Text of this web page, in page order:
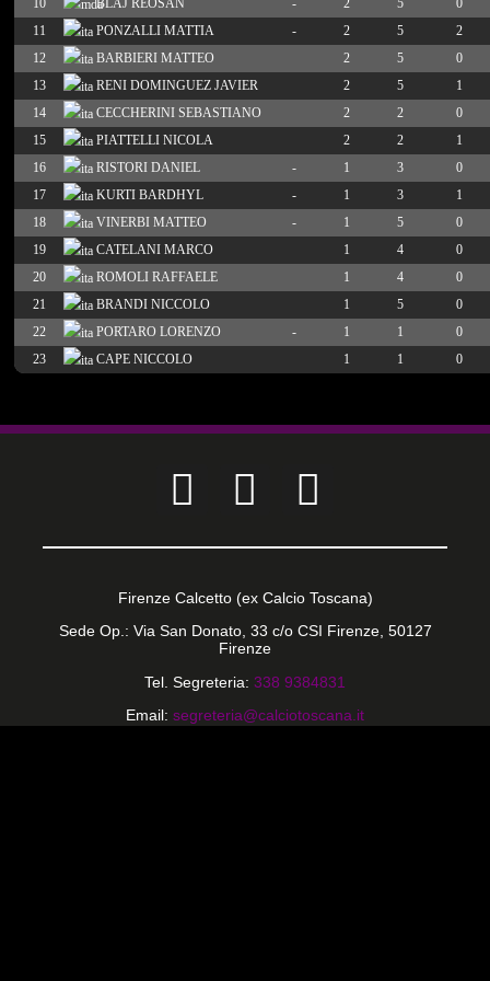
10
BLAJ REOSAN - 2 5
0
11
PONZALLI MATTIA - 2 5
2
12
BARBIERI MATTEO 2 5
0
13
RENI DOMINGUEZ JAVIER 2 5
1
14
CECCHERINI SEBASTIANO 2 2
0
15
PIATTELLI NICOLA 2 2
1
16
RISTORI DANIEL - 1 3
0
17
KURTI BARDHYL - 1 3
1
18
VINERBI MATTEO - 1 5
0
19
CATELANI MARCO 1 4
0
20
ROMOLI RAFFAELE 1 4
0
21
BRANDI NICCOLO 1 5
0
22
PORTARO LORENZO - 1 1
0
23
CAPE NICCOLO 1 1 0
Firenze Calcetto (ex Calcio Toscana)
Sede Op.: Via San Donato, 33 c/o CSI Firenze, 50127
Firenze
Tel. Segreteria: 338 9384831
Email: segreteria@calciotoscana.it